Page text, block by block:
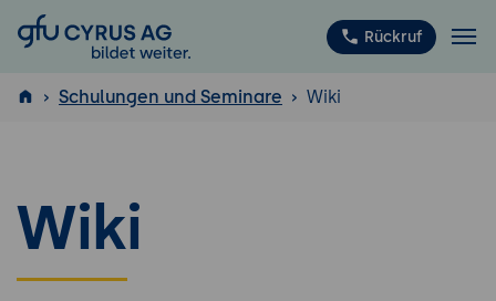
GFU Cyrus AG Rückruf
ISTQB
Schulungen und Seminare Wiki
Wiki